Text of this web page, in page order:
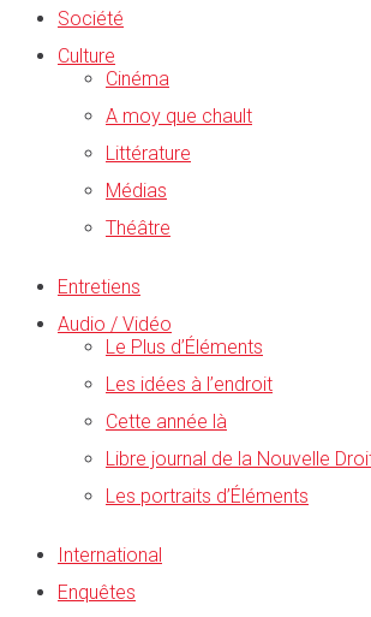
Société
Culture
Cinéma
A moy que chault
Littérature
Médias
Théâtre
Entretiens
Audio / Vidéo
Le Plus d’Éléments
Les idées à l’endroit
Cette année là
Libre journal de la Nouvelle
Les portraits d’Éléments
International
Enquêtes